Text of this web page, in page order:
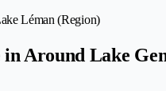
Léman (Region)
Around Lake